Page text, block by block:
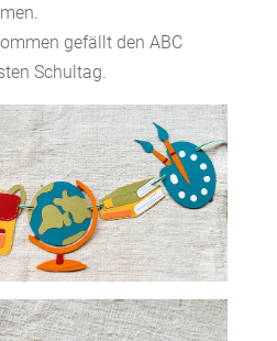
gefällt den ABC
Schultag.